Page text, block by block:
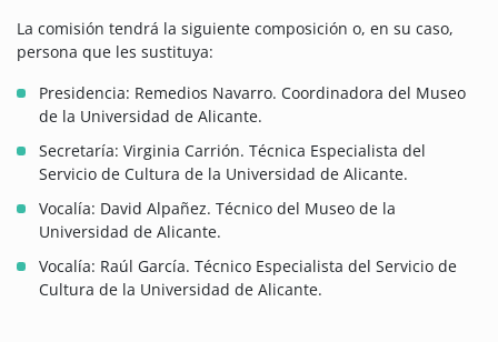
La comisión tendrá la siguiente composición o, en su caso,
persona que les sustituya:
Presidencia: Remedios Navarro. Coordinadora del Museo
de la Universidad de Alicante.
Secretaría: Virginia Carrión. Técnica Especialista del
Servicio de Cultura de la Universidad de Alicante.
Vocalía: David Alpañez. Técnico del Museo de la
Universidad de Alicante.
Vocalía: Raúl García. Técnico Especialista del Servicio de
Cultura de la Universidad de Alicante.